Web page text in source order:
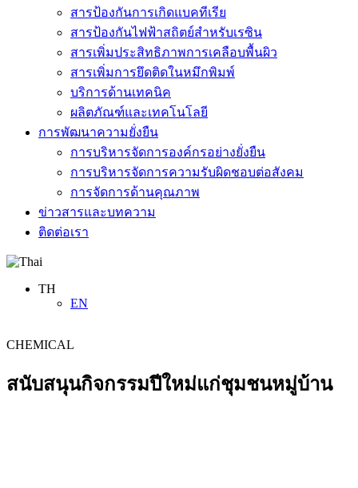
สารป้องกันการเกิดแบคทีเรีย
สารป้องกันไฟฟ้าสถิตย์สำหรับเรซิน
สารเพิ่มประสิทธิภาพการเคลือบพื้นผิว
สารเพิ่มการยึดติดในหมึกพิมพ์
บริการด้านเทคนิค
ผลิตภัณฑ์และเทคโนโลยี
การพัฒนาความยั่งยืน
การบริหารจัดการองค์กรอย่างยั่งยืน
การบริหารจัดการความรับผิดชอบต่อสังคม
การจัดการด้านคุณภาพ
ข่าวสารและบทความ
ติดต่อเรา
TH
EN
CHEMICAL
สนับสนุนกิจกรรมปีใหม่แก่ชุมชนหมู่บ้าน